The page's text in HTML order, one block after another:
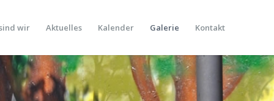
wir Aktuelles Kalender Galerie Kontakt